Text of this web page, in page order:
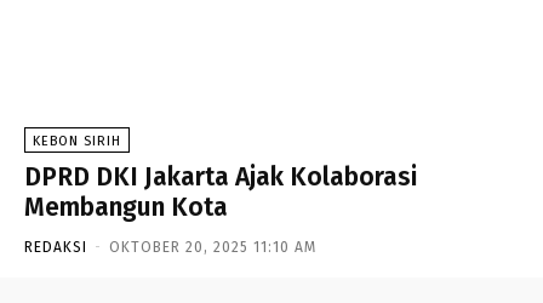
KEBON SIRIH
DPRD DKI Jakarta Ajak Kolaborasi
Membangun Kota
REDAKSI - OKTOBER 20, 2025 11:10 AM